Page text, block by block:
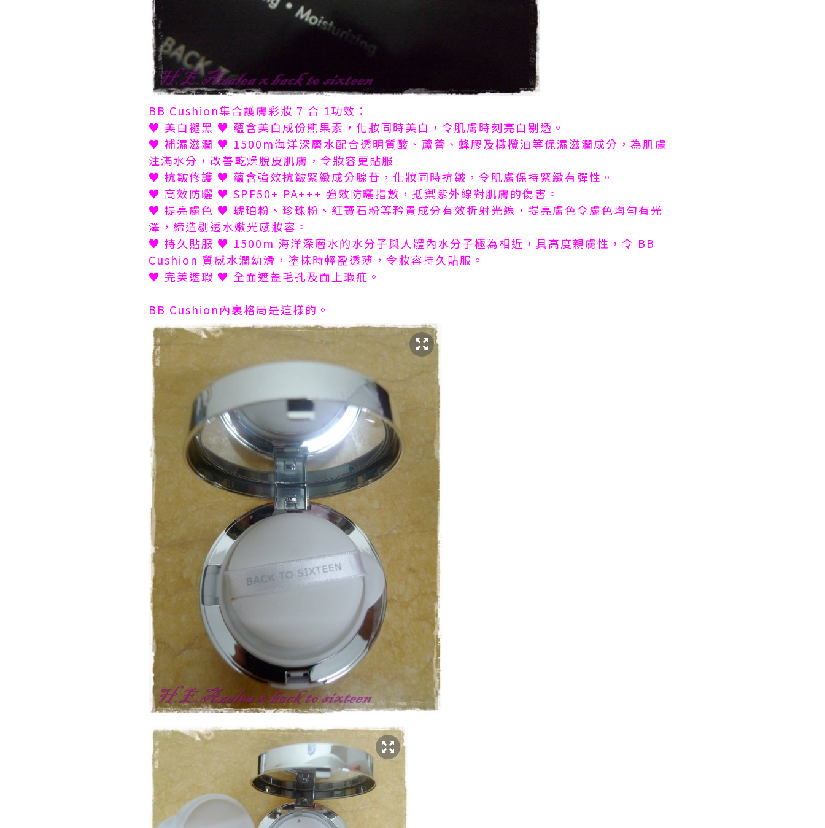
BB Cushion集合護膚彩妝 7 合 1功效：
♥ 美白褪黑 ♥ 蘊含美白成份熊果素，化妝同時美白，令肌膚時刻亮白剔透。
♥ 補濕滋潤 ♥ 1500m海洋深層水配合透明質酸、蘆薈、蜂膠及橄欖油等保濕滋潤成分，為肌膚
注滿水分，改善乾燥脫皮肌膚，令妝容更貼服
♥ 抗皺修護 ♥ 蘊含強效抗皺緊緻成分腺苷，化妝同時抗皺，令肌膚保持緊緻有彈性。
♥ 高效防曬 ♥ SPF50+ PA+++ 強效防曬指數，抵禦紫外線對肌膚的傷害。
♥ 提亮膚色 ♥ 琥珀粉、珍珠粉、紅寶石粉等矜貴成分有效折射光線，提亮膚色令膚色均勻有光
澤，締造剔透水嫩光感妝容。
♥ 持久貼服 ♥ 1500m 海洋深層水的水分子與人體內水分子極為相近，具高度親膚性，令 BB
Cushion 質感水潤幼滑，塗抹時輕盈透薄，令妝容持久貼服。
♥ 完美遮瑕 ♥ 全面遮蓋毛孔及面上瑕疪。
BB Cushion內裏格局是這樣的。